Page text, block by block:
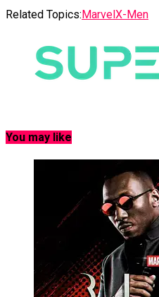
Related Topics: Marvel X-Men
You may like